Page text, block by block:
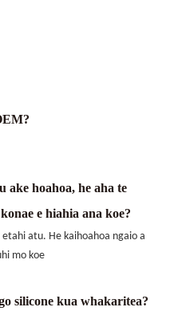
ake hoahoa, he aha te
e hiahia ana koe?
etahi atu. He kaihoahoa ngaio a
mo koe
silicone kua whakaritea?